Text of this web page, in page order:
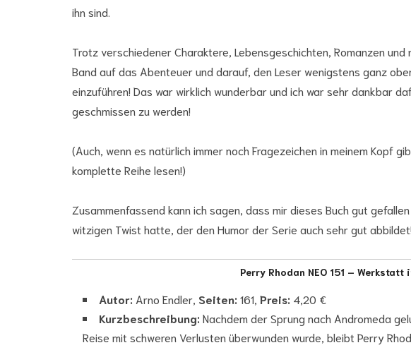
ihn sind.
Trotz verschiedener Charaktere, Lebensgeschichten, Romanzen
Band auf das Abenteuer und darauf, den Leser wenigstens ganz
einzuführen! Das war wirklich wunderbar und ich war sehr dankbar
geschmissen zu werden!
(Auch, wenn es natürlich immer noch Fragezeichen in meinem Kopf
komplette Reihe lesen!)
Zusammenfassend kann ich sagen, dass mir dieses Buch gut
witzigen Twist hatte, der den Humor der Serie auch sehr gut abbildet!
Perry Rhodan NEO 151 – Werkstatt
Autor: Arno Endler, Seiten: 161, Preis: 4,20 €
Kurzbeschreibung: Nachdem der Sprung nach Andromeda
Reise mit schweren Verlusten überwunden wurde, bleibt Perry